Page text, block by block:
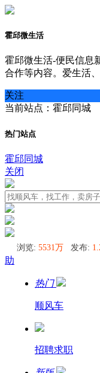
霍邱微生活
霍邱微生活-便民信息
合作等内容。爱生活
关注
当前站点：霍邱同城
热门站点
霍邱同城
关闭
浏览: 5531万 发布:
助
热门
顺风车
招聘求职